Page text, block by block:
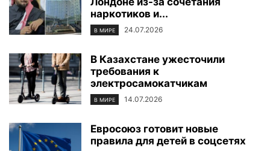
наркотиков и...
В МИРЕ 24.07.2026
В Казахстане ужесточили
требования к
электросамокатчикам
В МИРЕ 14.07.2026
Евросоюз готовит новые
правила для детей в соцсетях